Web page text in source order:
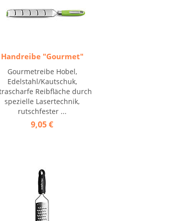
Handreibe "Gourmet"
Gourmetreibe Hobel,
Edelstahl/Kautschuk,
Reibfläche durch
spezielle Lasertechnik,
rutschfester ...
9,05 €